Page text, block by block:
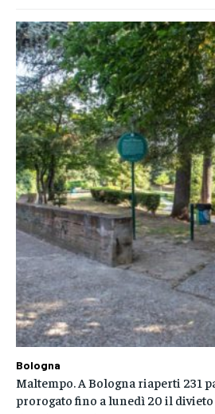
Bologna
Maltempo. A Bologna riaperti 231
prorogato fino a lunedì 20 il divieto